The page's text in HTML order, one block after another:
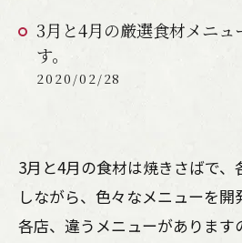
3月と4月の厳選食材メニュ
す。
2020/02/28
3月と4月の食材は焼きさばで
しながら、色々なメニューを開
各店、違うメニューがあります